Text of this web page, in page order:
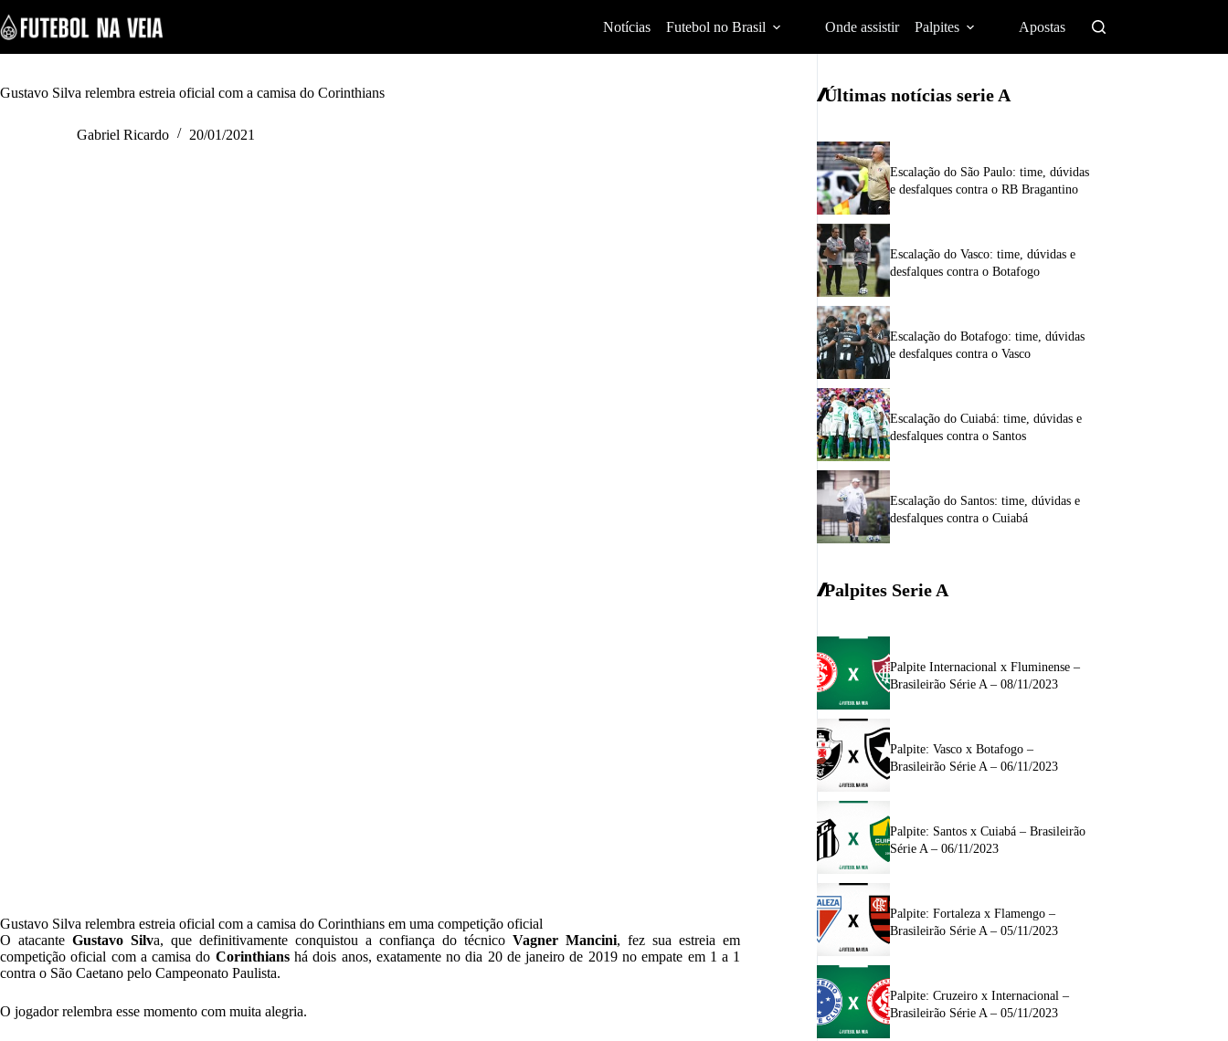
k
i
p
o
Notícias Futebol no Brasil Onde assistir Palpites Apostas
Gustavo Silva relembra estreia oficial com a camisa do Corinthians
Gabriel Ricardo 20/01/2021
Gustavo Silva relembra estreia oficial com a camisa do Corinthians em uma competição oficial
O atacanteGustavo Silva, que definitivamente conquistou a confiança do técnicoVagner Mancini, fez sua estreia em
competição oficial com a camisa do Corinthianshá dois anos, exatamente no dia 20 de janeiro de 2019 no empate em 1 a 1
contra o São Caetano pelo Campeonato Paulista.
O jogador relembra esse momento com muita alegria.
Últimas notícias serie A
Escalação do São Paulo: time, dúvidas
e desfalques contra o RB Bragantino
Escalação do Vasco: time, dúvidas e
desfalques contra o Botafogo
Escalação do Botafogo: time, dúvidas
e desfalques contra o Vasco
Escalação do Cuiabá: time, dúvidas e
desfalques contra o Santos
Escalação do Santos: time, dúvidas e
desfalques contra o Cuiabá
Palpites Serie A
Palpite Internacional x Fluminense –
Brasileirão Série A – 08/11/2023
Palpite: Vasco x Botafogo –
Brasileirão Série A – 06/11/2023
Palpite: Santos x Cuiabá – Brasileirão
Série A – 06/11/2023
Palpite: Fortaleza x Flamengo –
Brasileirão Série A – 05/11/2023
Palpite: Cruzeiro x Internacional –
Brasileirão Série A – 05/11/2023